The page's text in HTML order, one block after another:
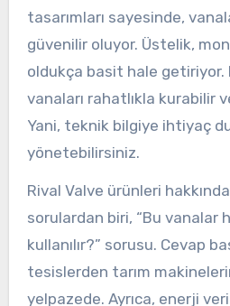
tasarımları sayesinde,
güvenilir oluyor. Üstelik,
oldukça basit hale getiriyor.
vanaları rahatlıkla kurabilir
Yani, teknik bilgiye ihtiyaç
yönetebilirsiniz.
Rival Valve ürünleri
sorulardan biri, “Bu vanalar
kullanılır?” sorusu. Cevap
tesislerden tarım
yelpazede. Ayrıca, enerji